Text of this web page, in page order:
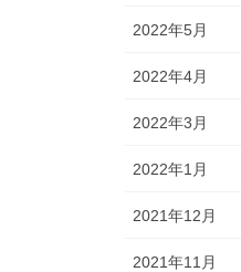
2022年5月
2022年4月
2022年3月
2022年1月
2021年12月
2021年11月